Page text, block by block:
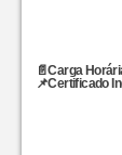
📄Carga
📌Certificado